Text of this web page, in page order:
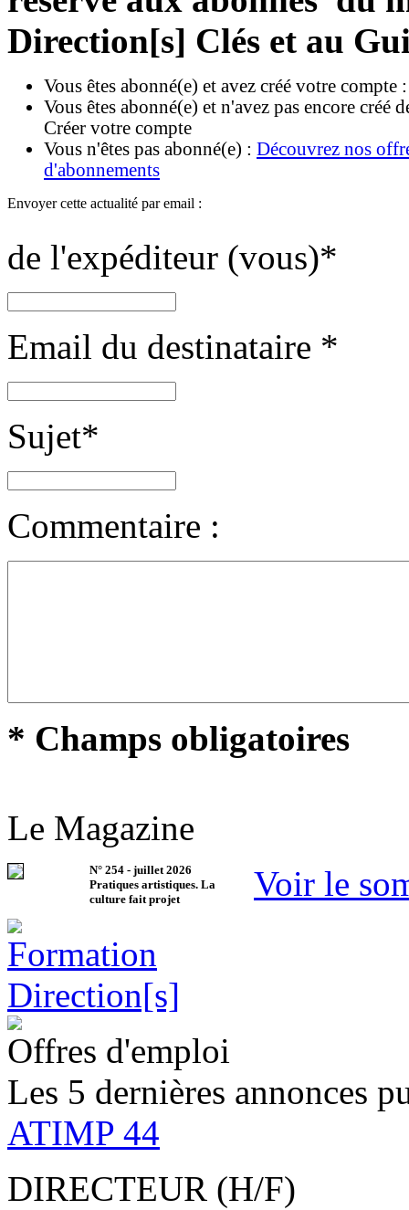
Direction[s] Clés et au
Vous êtes abonné(e) et avez créé votre compte
Vous êtes abonné(e) et n'avez pas encore créé
Créer votre compte
Vous n'êtes pas abonné(e) : Découvrez nos
d'abonnements
Envoyer cette actualité par email :
de l'expéditeur (vous)*
Email du destinataire *
Sujet*
Commentaire :
* Champs obligatoires
Le Magazine
N° 254 - juillet 2026
Pratiques artistiques. La
culture fait projet
Voir le
Offres d'emploi
Les 5 dernières annonces
ATIMP 44
DIRECTEUR (H/F)